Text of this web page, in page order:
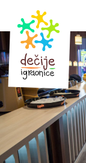
content